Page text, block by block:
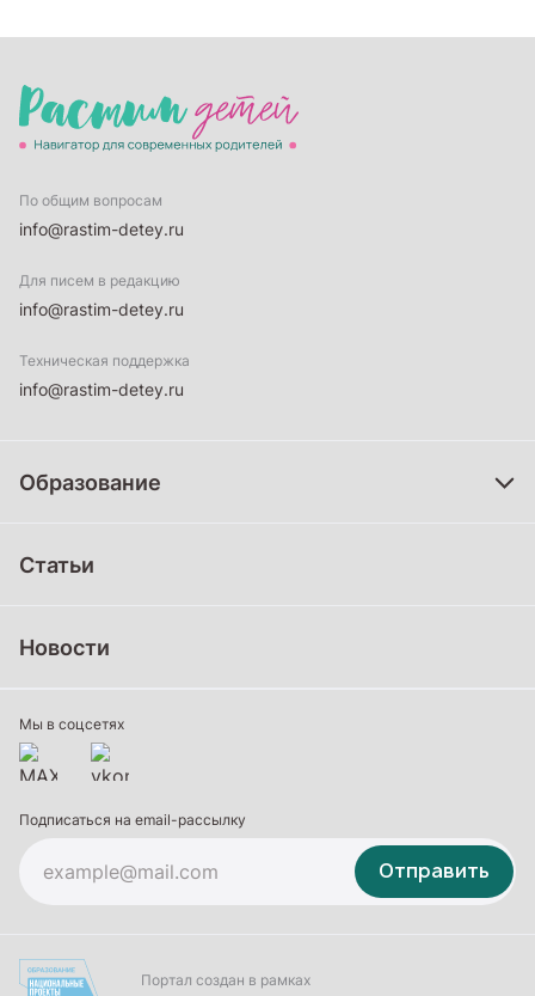
По общим вопросам
info@rastim-detey.ru
Для писем в редакцию
info@rastim-detey.ru
Техническая поддержка
info@rastim-detey.ru
Образование
Дополнительное образование
Статьи
Новости
Мы в соцсетях
Подписаться на email-рассылку
Отправить
Портал создан в рамках